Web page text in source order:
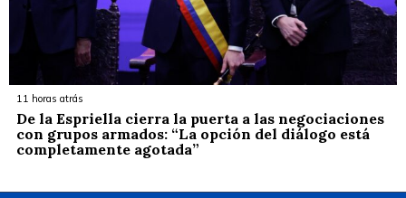
11 horas atrás
De la Espriella cierra la puerta a las negociaciones
con grupos armados: “La opción del diálogo está
completamente agotada”